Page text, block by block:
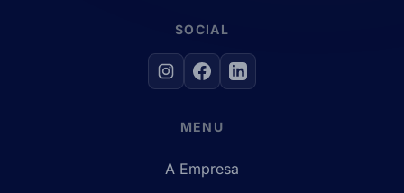
SOCIAL
MENU
A Empresa